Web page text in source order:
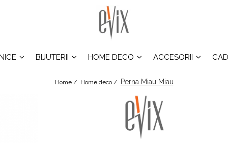
BIJUTERII HOME DECO ACCESORII
Home / Home deco / Perna Miau Miau